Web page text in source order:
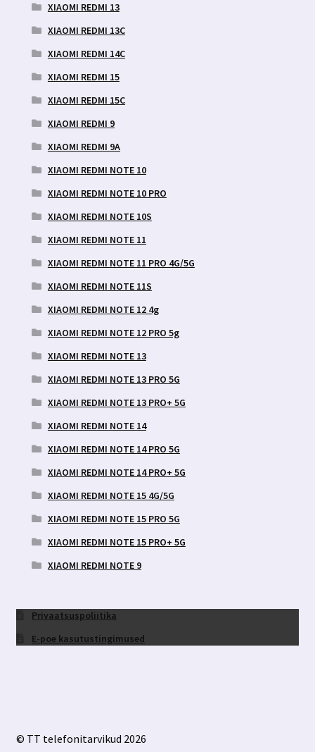
XIAOMI REDMI 13
XIAOMI REDMI 13C
XIAOMI REDMI 14C
XIAOMI REDMI 15
XIAOMI REDMI 15C
XIAOMI REDMI 9
XIAOMI REDMI 9A
XIAOMI REDMI NOTE 10
XIAOMI REDMI NOTE 10 PRO
XIAOMI REDMI NOTE 10S
XIAOMI REDMI NOTE 11
XIAOMI REDMI NOTE 11 PRO 4G/5G
XIAOMI REDMI NOTE 11S
XIAOMI REDMI NOTE 12 4g
XIAOMI REDMI NOTE 12 PRO 5g
XIAOMI REDMI NOTE 13
XIAOMI REDMI NOTE 13 PRO 5G
XIAOMI REDMI NOTE 13 PRO+ 5G
XIAOMI REDMI NOTE 14
XIAOMI REDMI NOTE 14 PRO 5G
XIAOMI REDMI NOTE 14 PRO+ 5G
XIAOMI REDMI NOTE 15 4G/5G
XIAOMI REDMI NOTE 15 PRO 5G
XIAOMI REDMI NOTE 15 PRO+ 5G
XIAOMI REDMI NOTE 9
Privaatsuspoliitika
E-poe kasutustingimused
© TT telefonitarvikud 2026